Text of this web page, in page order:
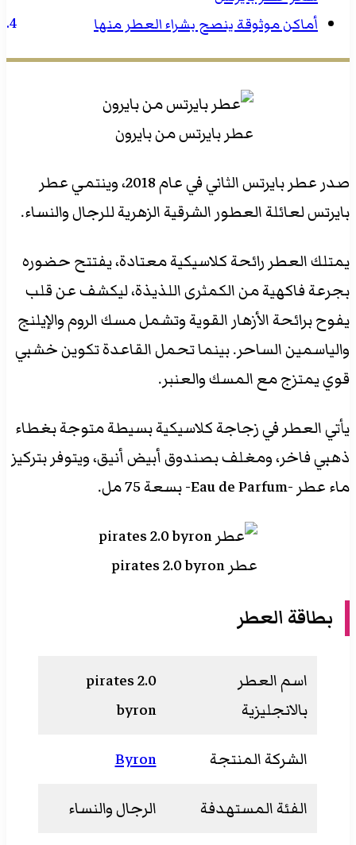
أماكن موثوقة ينصح بشراء العطر منها
عطر بايرتس من بايرون
صدر عطر بايرتس الثاني في عام 2018، وينتمي عطر
بايرتس لعائلة العطور الشرقية الزهرية للرجال والنساء.
يمتلك العطر رائحة كلاسيكية معتادة، يفتتح حضوره
بجرعة فاكهية من الكمثرى اللذيذة، ليكشف عن قلب
يفوح برائحة الأزهار القوية وتشمل مسك الروم والإيلنج
والياسمين الساحر. بينما تحمل القاعدة تكوين خشبي
قوي يمتزج مع المسك والعنبر.
يأتي العطر في زجاجة كلاسيكية بسيطة متوجة بغطاء
ذهبي فاخر، ومغلف بصندوق أبيض أنيق، ويتوفر بتركيز
ماء عطر -Eau de Parfum- بسعة 75 مل.
عطر pirates 2.0 byron
بطاقة العطر
اسم العطر
بالانجليزية
pirates 2.0
byron
الشركة المنتجة Byron
الفئة المستهدفة الرجال والنساء